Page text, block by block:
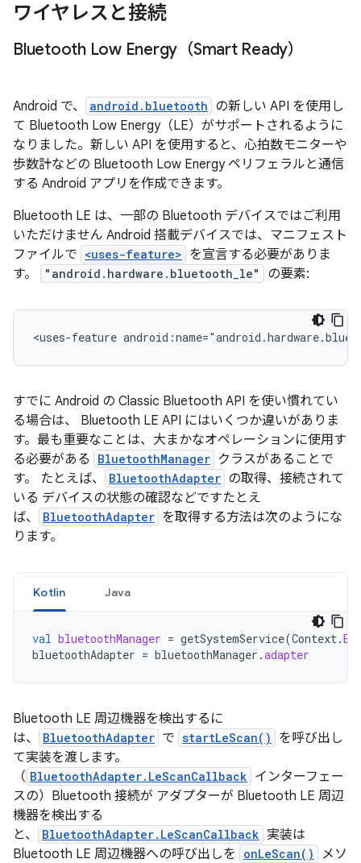
ワイヤレスと接続
Bluetooth Low Energy（Smart Ready）
Android で、 android.bluetooth の新しい API を使用し
て Bluetooth Low Energy（LE）がサポートされるように
なりました。新しい API を使用すると、心拍数モニターや
歩数計などの Bluetooth Low Energy ペリフェラルと通信
する Android アプリを作成できます。
Bluetooth LE は、一部の Bluetooth デバイスではご利用
いただけません Android 搭載デバイスでは、マニフェスト
ファイルで <uses-feature> を宣言する必要がありま
す。
"android.hardware.bluetooth_le" の要素:
<uses-feature
すでに Android の Classic Bluetooth API を使い慣れてい
る場合は、 Bluetooth LE API にはいくつか違いがありま
す。最も重要なことは、大まかなオペレーションに使用す
る必要がある
BluetoothManager クラスがあることで
す。 たとえば、
BluetoothAdapter の取得、接続されて
いる デバイスの状態の確認などですたとえ
ば、
BluetoothAdapter を取得する方法は次のようにな
ります。
Kotlin Java
val bluetoothManager = getSystemService(Context.
bluetoothAdapter = bluetoothManager .adapter
Bluetooth LE 周辺機器を検出するに
は、
BluetoothAdapter で startLeScan()
を呼び出し
て実装を渡します。
（ BluetoothAdapter.LeScanCallback インターフェー
スの）Bluetooth 接続が アダプターが Bluetooth LE 周辺
機器を検出する
と、
BluetoothAdapter.LeScanCallback 実装は
Bluetooth LE 周辺機器への呼び出しを
onLeScan()
メソ